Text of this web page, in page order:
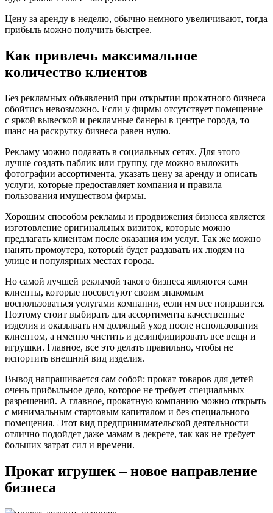
Цену за аренду в неделю, обычно немного увеличивают, тогда
прибыль можно получить быстрее.
Как привлечь максимальное
количество клиентов
Без рекламных объявлений при открытии прокатного бизнеса
обойтись невозможно. Если у фирмы отсутствует помещение
с яркой вывеской и рекламные банеры в центре города, то
шанс на раскрутку бизнеса равен нулю.
Рекламу можно подавать в социальных сетях. Для этого
лучше создать паблик или группу, где можно выложить
фотографии ассортимента, указать цену за аренду и описать
услуги, которые предоставляет компания и правила
пользования имуществом фирмы.
Хорошим способом рекламы и продвижения бизнеса является
изготовление оригинальных визиток, которые можно
предлагать клиентам после оказания им услуг. Так же можно
нанять промоутера, который будет раздавать их людям на
улице и популярных местах города.
Но самой лучшей рекламой такого бизнеса являются сами
клиенты, которые посоветуют своим знакомым
воспользоваться услугами компании, если им все понравится.
Поэтому стоит выбирать для ассортимента качественные
изделия и оказывать им должный уход после использования
клиентом, а именно чистить и дезинфицировать все вещи и
игрушки. Главное, все это делать правильно, чтобы не
испортить внешний вид изделия.
Вывод напрашивается сам собой: прокат товаров для детей
очень прибыльное дело, которое не требует специальных
разрешений. А главное, прокатную компанию можно открыть
с минимальным стартовым капиталом и без специального
помещения. Этот вид предпринимательской деятельности
отлично подойдет даже мамам в декрете, так как не требует
больших затрат сил и времени.
Прокат игрушек – новое направление
бизнеса